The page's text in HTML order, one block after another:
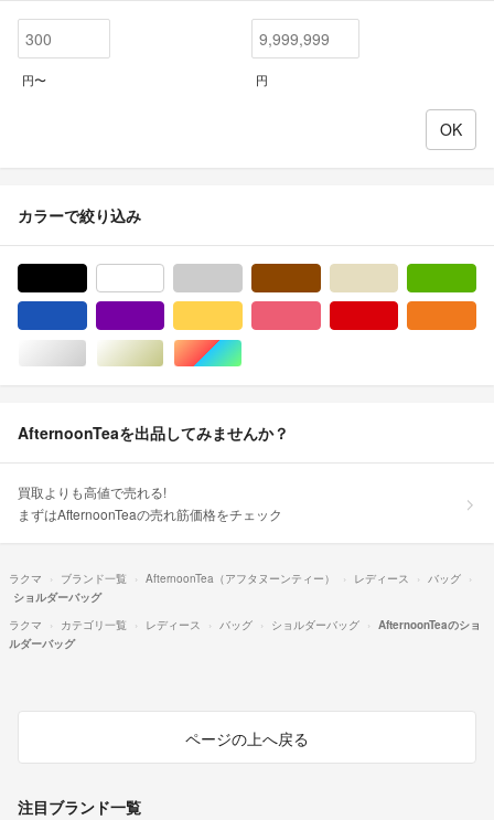
円〜 円
カラーで絞り込み
シルバー/銀色系ゴールド/金色系マルチカラー
AfternoonTeaを出品してみませんか？
買取よりも高値で売れる!
まずはAfternoonTeaの売れ筋価格をチェック
ラクマ ブランド一覧 AfternoonTea（アフタヌーンティー） レディース
バッグ
ショルダーバッグ
ラクマ
カテゴリ一覧 レディース バッグ ショルダーバッグ
AfternoonTeaのショ
ルダーバッグ
ページの上へ戻る
注目ブランド一覧